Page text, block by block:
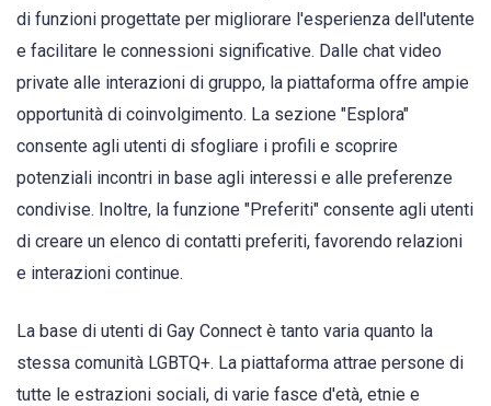
di funzioni progettate per migliorare l'esperienza dell'utente
e facilitare le connessioni significative. Dalle chat video
private alle interazioni di gruppo, la piattaforma offre ampie
opportunità di coinvolgimento. La sezione "Esplora"
consente agli utenti di sfogliare i profili e scoprire
potenziali incontri in base agli interessi e alle preferenze
condivise. Inoltre, la funzione "Preferiti" consente agli utenti
di creare un elenco di contatti preferiti, favorendo relazioni
e interazioni continue.
La base di utenti di Gay Connect è tanto varia quanto la
stessa comunità LGBTQ+. La piattaforma attrae persone di
tutte le estrazioni sociali, di varie fasce d'età, etnie e